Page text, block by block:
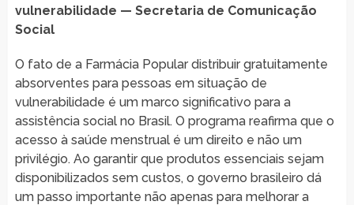
vulnerabilidade — Secretaria de Comunicação
Social
O fato de a Farmácia Popular distribuir gratuitamente
absorventes para pessoas em situação de
vulnerabilidade é um marco significativo para a
assistência social no Brasil. O programa reafirma que o
acesso à saúde menstrual é um direito e não um
privilégio. Ao garantir que produtos essenciais sejam
disponibilizados sem custos, o governo brasileiro dá
um passo importante não apenas para melhorar a